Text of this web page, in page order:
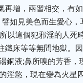
再增，兩習相交，有
如見美色而生愛心
以這個犯邪淫的人
鐵床等等無間地獄。
銅液;鼻所嗅的芳香
淫慾，現在變為火星